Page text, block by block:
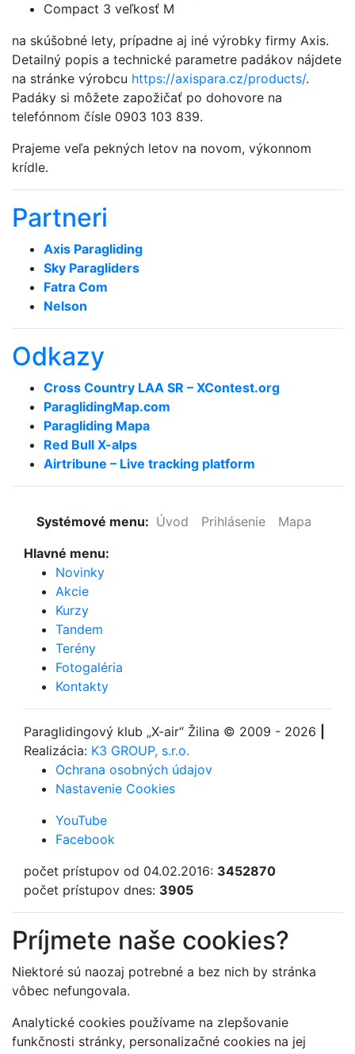
Compact 3 veľkosť M
na skúšobné lety, prípadne aj iné výrobky firmy Axis.
Detailný popis a technické parametre padákov nájdete
na stránke výrobcu https://axispara.cz/products/.
Padáky si môžete zapožičať po dohovore na
telefónnom čísle 0903 103 839.
Prajeme veľa pekných letov na novom, výkonnom
krídle.
Partneri
Axis Paragliding
Sky Paragliders
Fatra Com
Nelson
Odkazy
Cross Country LAA SR – XContest.org
ParaglidingMap­.com
Paragliding Mapa
Red Bull X-alps
Airtribune – Live tracking platform
Systémové menu: Úvod Prihlásenie
Mapa
Hlavné menu:
Novinky
Akcie
Kurzy
Tandem
Terény
Fotogaléria
Kontakty
Paraglidingový klub „X-air“ Žilina © 2009 - 2026
Realizácia: K3 GROUP, s.r.o.
Ochrana osobných údajov
Nastavenie Cookies
YouTube
Facebook
počet prístupov od 04.02.2016: 3452870
počet prístupov dnes: 3905
Príjmete naše cookies?
Niektoré sú naozaj potrebné a bez nich by stránka
vôbec nefungovala.
Analytické cookies používame na zlepšovanie
funkčnosti stránky, personalizačné cookies na jej